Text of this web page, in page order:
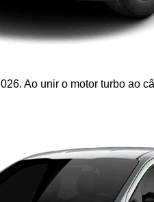
Ao unir o motor turbo ao